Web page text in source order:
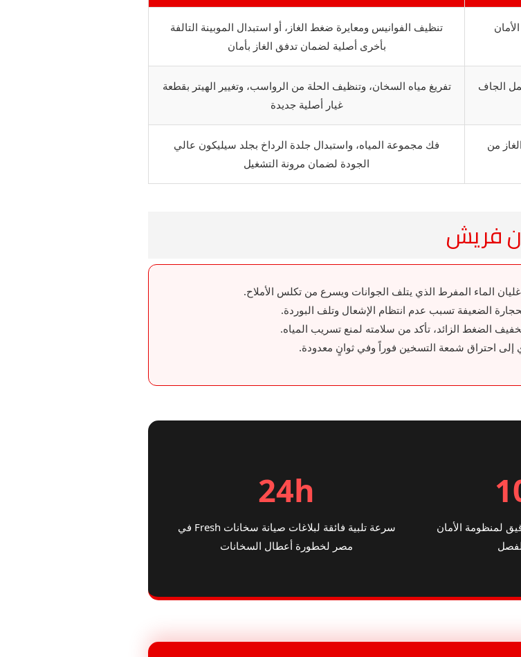
تنظيف الفوانيس ومعايرة ضغط الغاز، أو استبدال الموبينة التالفة
بأخرى أصلية لضمان تدفق الغاز بأمان
الجاف
تفريغ مياه السخان، وتنظيف الحلة من الرواسب، وتغيير الهيتر بقطعة
غيار أصلية جديدة
من
فك مجموعة المياه، واستبدال جلدة الرداخ بجلد سيليكون عالي
الجودة لضمان مرونة التشغيل
فريش
الماء المفرط الذي يتلف الجوانات ويسرع من تكلس الأملاح.
الضعيفة تسبب عدم انتظام الإشعال وتلف البوردة.
الضغط الزائد، تأكد من سلامته لمنع تسريب المياه.
إلى احتراق شمعة التسخين فوراً وفي ثوانٍ معدودة.
لمنظومة الأمان
24h
سرعة تلبية فائقة لبلاغات صيانة سخانات Fresh في
مصر لخطورة أعطال السخانات